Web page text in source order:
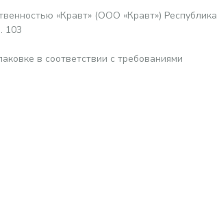
«Кравт» (ООО «Кравт») Республика
103
в соответствии с требованиями